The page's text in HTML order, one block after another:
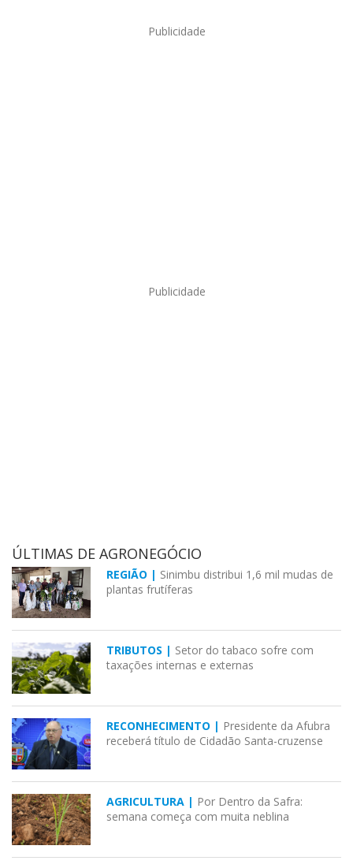
Publicidade
Publicidade
ÚLTIMAS DE AGRONEGÓCIO
REGIÃO | Sinimbu distribui 1,6 mil mudas de
plantas frutíferas
TRIBUTOS | Setor do tabaco sofre com
taxações internas e externas
RECONHECIMENTO | Presidente da Afubra
receberá título de Cidadão Santa-cruzense
AGRICULTURA | Por Dentro da Safra:
semana começa com muita neblina